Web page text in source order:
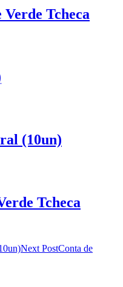
Tcheca
(10un)
Tcheca
Next PostConta de